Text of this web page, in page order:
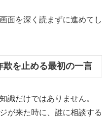
面を深く読まずに進めてし
を止める最初の一言
識だけではありません。
が来た時に、誰に相談する